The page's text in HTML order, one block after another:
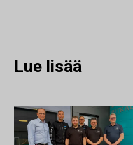
Lue lisää